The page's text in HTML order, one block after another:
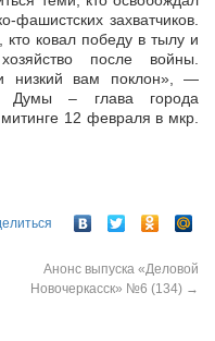
фашистских захватчиков.
ковал победу в тылу и
после войны.
низкий вам поклон», —
Думы – глава города
12 февраля в мкр.
Анонс выпуска «Деловой
Новочеркасск» №6 (134) →